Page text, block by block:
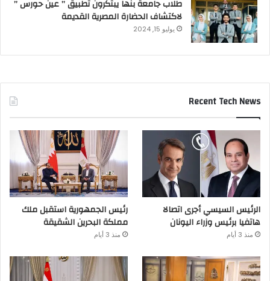
طلاب جامعة بنها يبتكرون تطبيق ” عين حورس ”
لاكتشاف الحضارة المصرية القديمة
يوليو 15, 2024
Recent Tech News
الرئيس السيسي أجرى اتصالا
هاتفيا برئيس وزراء اليونان
منذ 3 أيام
رئيس الجمهورية استقبل ملك
مملكة البحرين الشقيقة
منذ 3 أيام